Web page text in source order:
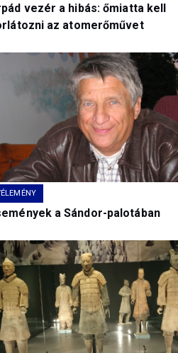
vezér a hibás: őmiatta kell
az atomerőművet
a Sándor-palotában